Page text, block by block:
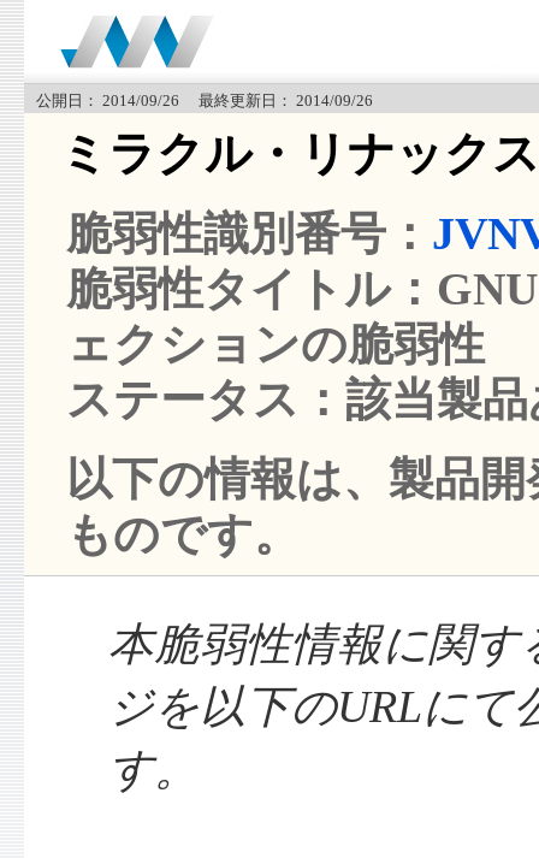
公開日： 2014/09/26 最終更新日： 2014/09/26
ミラクル・リナック
脆弱性識別番号：
脆弱性タイトル：
ェクションの脆弱性
ステータス：該当製
以下の情報は、製品
ものです。
本脆弱性情報に関す
ジを以下のURLにて
す。